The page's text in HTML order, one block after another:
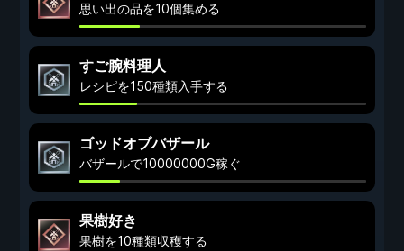
思い出の品を10個集める
すご腕料理人
レシピを150種類入手する
ゴッドオブバザール
バザールで10000000G稼ぐ
果樹好き
果樹を10種類収穫する